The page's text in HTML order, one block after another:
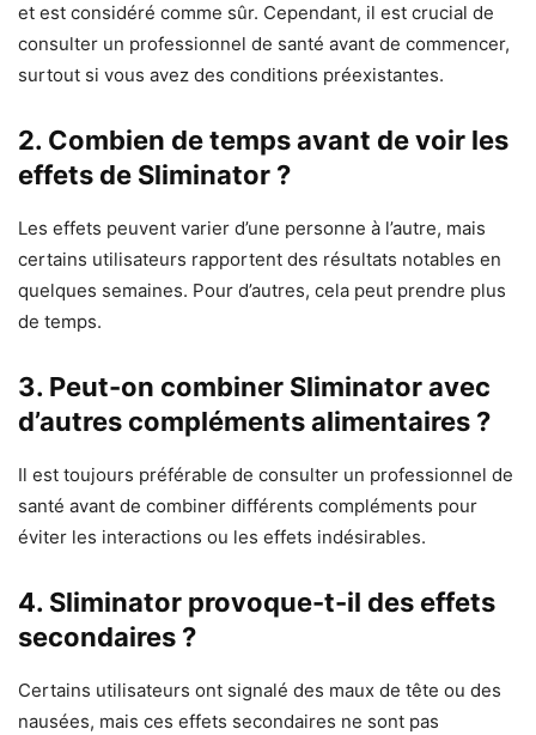
et est considéré comme sûr. Cependant, il est crucial de
consulter un professionnel de santé avant de commencer,
surtout si vous avez des conditions préexistantes.
2. Combien de temps avant de voir les
effets de Sliminator ?
Les effets peuvent varier d’une personne à l’autre, mais
certains utilisateurs rapportent des résultats notables en
quelques semaines. Pour d’autres, cela peut prendre plus
de temps.
3. Peut-on combiner Sliminator avec
d’autres compléments alimentaires ?
Il est toujours préférable de consulter un professionnel de
santé avant de combiner différents compléments pour
éviter les interactions ou les effets indésirables.
4. Sliminator provoque-t-il des effets
secondaires ?
Certains utilisateurs ont signalé des maux de tête ou des
nausées, mais ces effets secondaires ne sont pas